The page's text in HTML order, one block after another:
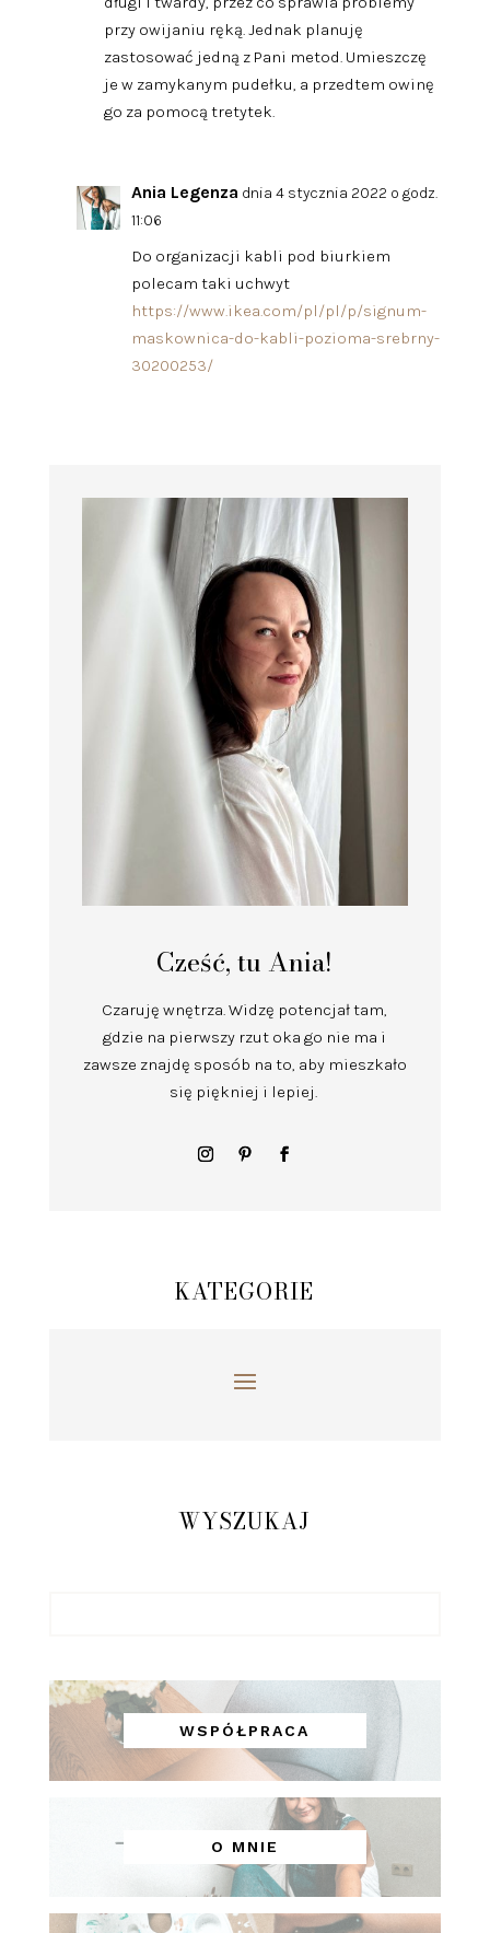
przy owijaniu ręką. Jednak planuję
zastosować jedną z Pani metod. Umieszczę
je w zamykanym pudełku, a przedtem owinę
go za pomocą tretytek.
Ania Legenza dnia 4 stycznia 2022 o godz.
11:06
Do organizacji kabli pod biurkiem
polecam taki uchwyt
https://www.ikea.com/pl/pl/p/signum-
maskownica-do-kabli-pozioma-srebrny-
30200253/
Cześć, tu Ania!
Czaruję wnętrza.Widzę potencjał tam,
gdzie na pierwszy rzut oka go nie ma i
zawsze znajdę sposób na to, aby mieszkało
się piękniej i lepiej.
KATEGORIE
WYSZUKAJ
WSPÓŁPRACA
O MNIE